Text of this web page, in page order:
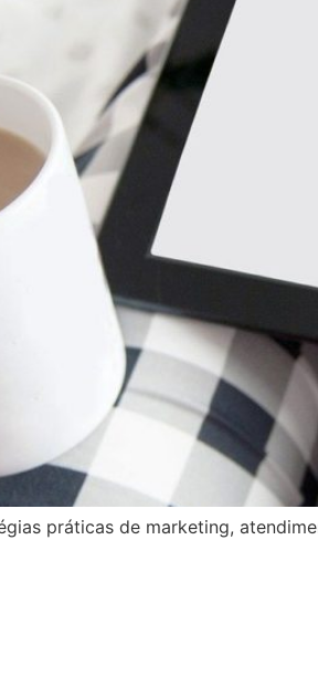
práticas de marketing,